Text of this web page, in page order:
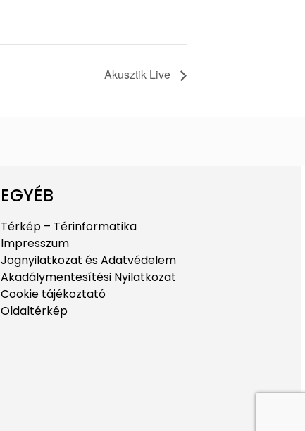
Akusztik Live
EGYÉB
Térkép – Térinformatika
Impresszum
Jognyilatkozat és Adatvédelem
Akadálymentesítési Nyilatkozat
Cookie tájékoztató
Oldaltérkép